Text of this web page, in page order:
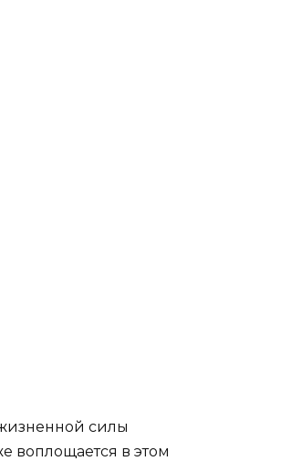
силы
воплощается в этом